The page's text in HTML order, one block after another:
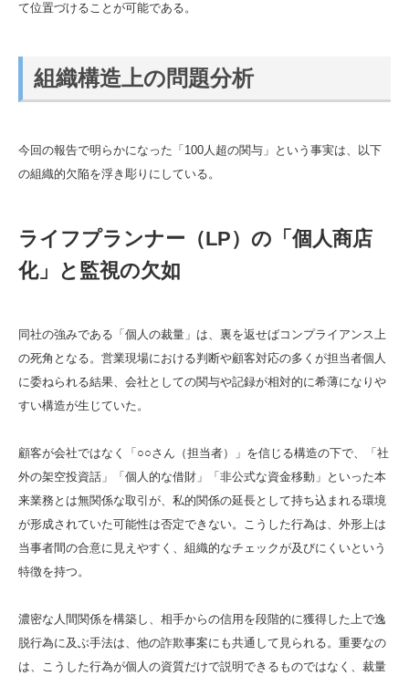
て位置づけることが可能である。
組織構造上の問題分析
今回の報告で明らかになった「100人超の関与」という事実は、以下
の組織的欠陥を浮き彫りにしている。
ライフプランナー（LP）の「個人商店
化」と監視の欠如
同社の強みである「個人の裁量」は、裏を返せばコンプライアンス上
の死角となる。営業現場における判断や顧客対応の多くが担当者個人
に委ねられる結果、会社としての関与や記録が相対的に希薄になりや
すい構造が生じていた。
顧客が会社ではなく「○○さん（担当者）」を信じる構造の下で、「社
外の架空投資話」「個人的な借財」「非公式な資金移動」といった本
来業務とは無関係な取引が、私的関係の延長として持ち込まれる環境
が形成されていた可能性は否定できない。こうした行為は、外形上は
当事者間の合意に見えやすく、組織的なチェックが及びにくいという
特徴を持つ。
濃密な人間関係を構築し、相手からの信用を段階的に獲得した上で逸
脱行為に及ぶ手法は、他の詐欺事案にも共通して見られる。重要なの
は、こうした行為が個人の資質だけで説明できるものではなく、裁量